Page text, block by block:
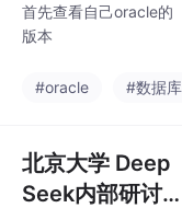
4）通过消息历史列表
实现多轮对话记忆；
体验。文章提供了可直
记忆能力的智能对话功
能，避免常见
首先查看自己oracle的
版本
#oracle #数据库
北京大学 Deep
Seek内部研讨系